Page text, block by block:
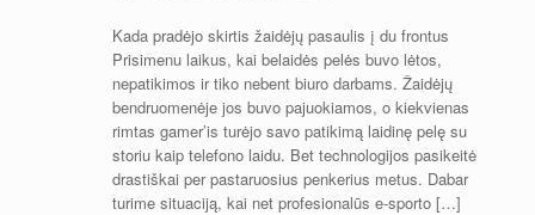
Kada pradėjo skirtis žaidėjų pasaulis į du frontus
Prisimenu laikus, kai belaidės pelės buvo lėtos,
nepatikimos ir tiko nebent biuro darbams. Žaidėjų
bendruomenėje jos buvo pajuokiamos, o kiekvienas
rimtas gamer’is turėjo savo patikimą laidinę pelę su
storiu kaip telefono laidu. Bet technologijos pasikeitė
drastiškai per pastaruosius penkerius metus. Dabar
turime situaciją, kai net profesionalūs e-sporto […]